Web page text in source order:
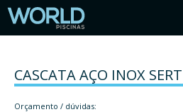
CASCATA AÇO INOX
Orçamento / dúvidas: